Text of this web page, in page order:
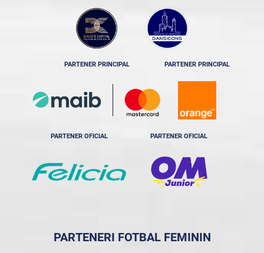
PARTENER PRINCIPAL PARTENER PRINCIPAL
PARTENER OFICIAL PARTENER OFICIAL
PARTENERI FOTBAL FEMININ